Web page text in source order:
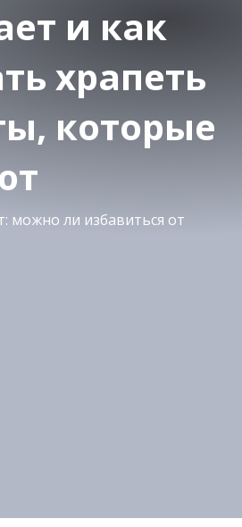
и как
храпеть
которые
можно ли избавиться от